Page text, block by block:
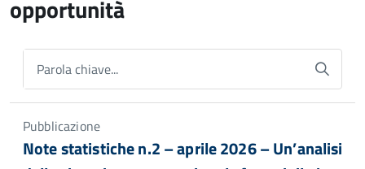
opportunità
Parola chiave...
Pubblicazione
Note statistiche n.2 – aprile 2026 – Un’analisi